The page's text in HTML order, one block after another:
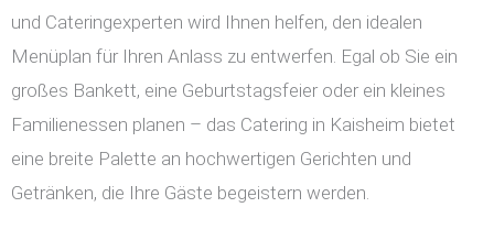
und Cateringexperten wird Ihnen helfen, den idealen
Menüplan für Ihren Anlass zu entwerfen. Egal ob Sie ein
großes Bankett, eine Geburtstagsfeier oder ein kleines
Familienessen planen – das Catering in Kaisheim bietet
eine breite Palette an hochwertigen Gerichten und
Getränken, die Ihre Gäste begeistern werden.